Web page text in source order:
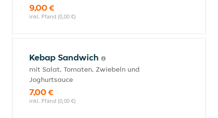
9,00 €
inkl. Pfand (0,00 €)
Kebap Sandwich
mit Salat, Tomaten, Zwiebeln und
Joghurtsauce
7,00 €
inkl. Pfand (0,00 €)